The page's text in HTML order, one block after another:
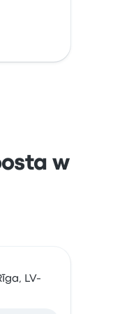
w
LV-